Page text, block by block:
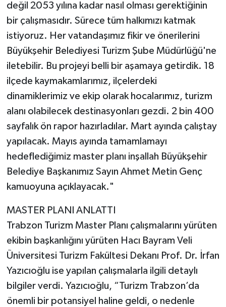
değil 2053 yılına kadar nasıl olması gerektiğinin
bir çalışmasıdır. Sürece tüm halkımızı katmak
istiyoruz. Her vatandaşımız fikir ve önerilerini
Büyükşehir Belediyesi Turizm Şube Müdürlüğü'ne
iletebilir. Bu projeyi belli bir aşamaya getirdik. 18
ilçede kaymakamlarımız, ilçelerdeki
dinamiklerimiz ve ekip olarak hocalarımız, turizm
alanı olabilecek destinasyonları gezdi. 2 bin 400
sayfalık ön rapor hazırladılar. Mart ayında çalıştay
yapılacak. Mayıs ayında tamamlamayı
hedeflediğimiz master planı inşallah Büyükşehir
Belediye Başkanımız Sayın Ahmet Metin Genç
kamuoyuna açıklayacak."
MASTER PLANI ANLATTI
Trabzon Turizm Master Planı çalışmalarını yürüten
ekibin başkanlığını yürüten Hacı Bayram Veli
Üniversitesi Turizm Fakültesi Dekanı Prof. Dr. İrfan
Yazıcıoğlu ise yapılan çalışmalarla ilgili detaylı
bilgiler verdi. Yazıcıoğlu, “Turizm Trabzon’da
önemli bir potansiyel haline geldi, o nedenle